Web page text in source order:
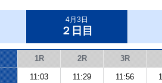
4月3日
２日目
1R 2R 3R
11:03 11:29 11:56